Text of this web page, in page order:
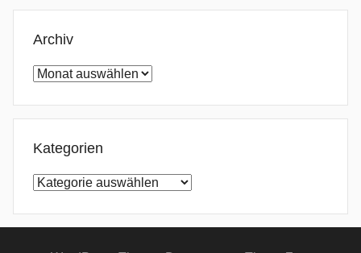
Archiv
Archiv
Kategorien
Kategorien